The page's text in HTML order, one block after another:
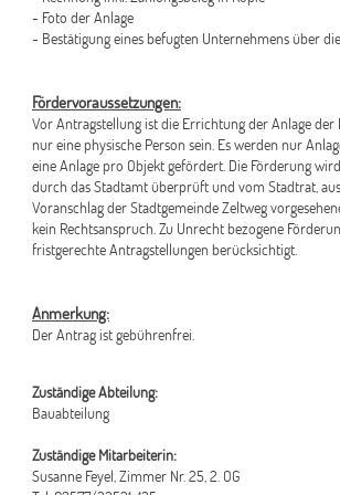
- Foto der Anlage
- Bestätigung eines befugten Unternehmens über
Fördervoraussetzungen:
Vor Antragstellung ist die Errichtung der Anlage
nur eine physische Person sein. Es werden nur
eine Anlage pro Objekt gefördert. Die Förderung
durch das Stadtamt überprüft und vom Stadtrat,
Voranschlag der Stadtgemeinde Zeltweg
kein Rechtsanspruch. Zu Unrecht bezogene
fristgerechte Antragstellungen berücksichtigt.
Anmerkung:
Der Antrag ist gebührenfrei.
Zuständige Abteilung:
Bauabteilung
Zuständige Mitarbeiterin:
Susanne Feyel, Zimmer Nr. 25, 2. OG